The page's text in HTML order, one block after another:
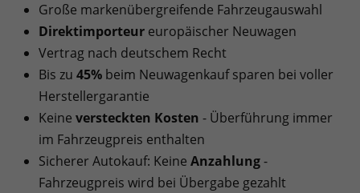
Große markenübergreifende Fahrzeugauswahl
Direktimporteur europäischer Neuwagen
Vertrag nach deutschem Recht
Bis zu 45% beim Neuwagenkauf sparen bei voller
Herstellergarantie
Keine versteckten Kosten - Überführung immer
im Fahrzeugpreis enthalten
Sicherer Autokauf: Keine Anzahlung-
Fahrzeugpreis wird bei Übergabe gezahlt